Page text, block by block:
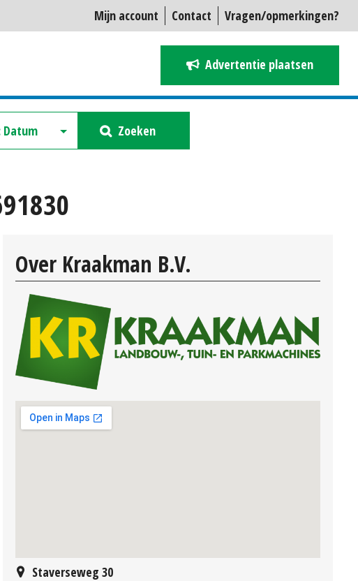
Mijn account Contact Vragen/opmerkingen?
Advertentie plaatsen
Zoeken
Over Kraakman B.V.
Staverseweg 30